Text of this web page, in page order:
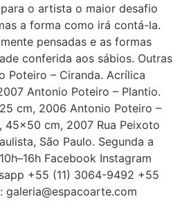
o artista o maior desafio
a forma como irá contá-la.
pensadas e as formas
conferida aos sábios. Outras
Poteiro – Ciranda. Acrílica
Antonio Poteiro – Plantio.
cm, 2006 Antonio Poteiro –
45×50 cm, 2007 Rua Peixoto
São Paulo. Segunda a
Facebook Instagram
+55 (11) 3064-9492 +55
galeria@espacoarte.com